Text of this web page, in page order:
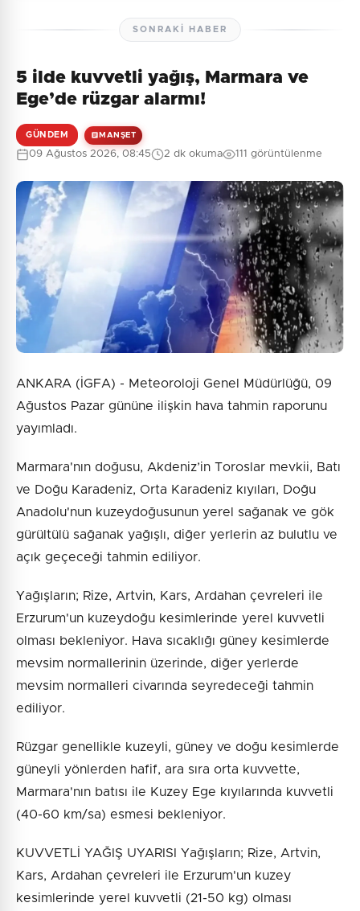
Güvenlik Sorusu:
1 + 9 = ?
Gönder
Henüz yorum yapılmamış. İlk yorumu siz yapın!
SONRAKI HABER
5 ilde kuvvetli yağış, Marmara ve
Ege’de rüzgar alarmı!
GÜNDEM MANŞET
09 Ağustos 2026, 08:45 2 dk okuma 111 görüntülenme
ANKARA (İGFA) - Meteoroloji Genel Müdürlüğü, 09
Ağustos Pazar gününe ilişkin hava tahmin raporunu
yayımladı.
Marmara'nın doğusu, Akdeniz’in Toroslar mevkii, Batı
ve Doğu Karadeniz, Orta Karadeniz kıyıları, Doğu
Anadolu'nun kuzeydoğusunun yerel sağanak ve gök
gürültülü sağanak yağışlı, diğer yerlerin az bulutlu ve
açık geçeceği tahmin ediliyor.
Yağışların; Rize, Artvin, Kars, Ardahan çevreleri ile
Erzurum'un kuzeydoğu kesimlerinde yerel kuvvetli
olması bekleniyor. Hava sıcaklığı güney kesimlerde
mevsim normallerinin üzerinde, diğer yerlerde
mevsim normalleri civarında seyredeceği tahmin
ediliyor.
Rüzgar genellikle kuzeyli, güney ve doğu kesimlerde
güneyli yönlerden hafif, ara sıra orta kuvvette,
Marmara'nın batısı ile Kuzey Ege kıyılarında kuvvetli
(40-60 km/sa) esmesi bekleniyor.
KUVVETLİ YAĞIŞ UYARISI Yağışların; Rize, Artvin,
Kars, Ardahan çevreleri ile Erzurum'un kuzey
kesimlerinde yerel kuvvetli (21-50 kg) olması